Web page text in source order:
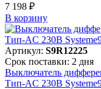
7 198 ₽
В корзинy
Артикул: S9R12225
Срок поставки: 2 дня
Выключатель
Тип-AC 230В